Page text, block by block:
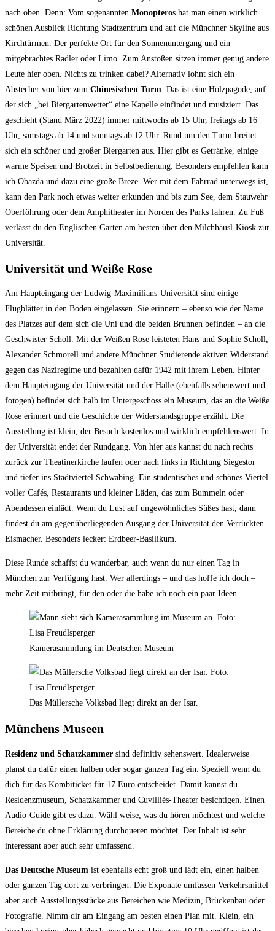
nach oben. Denn: Vom sogenannten Monopteros hat man einen wirklich
schönen Ausblick Richtung Stadtzentrum und auf die Münchner Skyline aus
Kirchtürmen. Der perfekte Ort für den Sonnenuntergang und ein
mitgebrachtes Radler oder Limo. Zum Anstoßen sitzen immer genug andere
Leute hier oben. Nichts zu trinken dabei? Alternativ lohnt sich ein
Abstecher von hier zum Chinesischen Turm. Das ist eine Holzpagode, auf
der sich „bei Biergartenwetter“ eine Kapelle einfindet und musiziert. Das
geschieht (Stand März 2022) immer mittwochs ab 15 Uhr, freitags ab 16
Uhr, samstags ab 14 und sonntags ab 12 Uhr. Rund um den Turm breitet
sich ein schöner und großer Biergarten aus. Hier gibt es Getränke, einige
warme Speisen und Brotzeit in Selbstbedienung. Besonders empfehlen kann
ich Obazda und dazu eine große Breze. Wer mit dem Fahrrad unterwegs ist,
kann den Park noch etwas weiter erkunden und bis zum See, dem Stauwehr
Oberföhrung oder dem Amphitheater im Norden des Parks fahren. Zu Fuß
verlässt du den Englischen Garten am besten über den Milchhäusl-Kiosk zur
Universität.
Universität und Weiße Rose
Am Haupteingang der Ludwig-Maximilians-Universität sind einige
Flugblätter in den Boden eingelassen. Sie erinnern – ebenso wie der Name
des Platzes auf dem sich die Uni und die beiden Brunnen befinden – an die
Geschwister Scholl. Mit der Weißen Rose leisteten Hans und Sophie Scholl,
Alexander Schmorell und andere Münchner Studierende aktiven Widerstand
gegen das Naziregime und bezahlten dafür 1942 mit ihrem Leben. Hinter
dem Haupteingang der Universität und der Halle (ebenfalls sehenswert und
fotogen) befindet sich halb im Untergeschoss ein Museum, das an die Weiße
Rose erinnert und die Geschichte der Widerstandsgruppe erzählt. Die
Ausstellung ist klein, der Besuch kostenlos und wirklich empfehlenswert. In
der Universität endet der Rundgang. Von hier aus kannst du nach rechts
zurück zur Theatinerkirche laufen oder nach links in Richtung Siegestor
und tiefer ins Stadtviertel Schwabing. Ein studentisches und schönes Viertel
voller Cafés, Restaurants und kleiner Läden, das zum Bummeln oder
Abendessen einlädt. Wenn du Lust auf ungewöhnliches Süßes hast, dann
findest du am gegenüberliegenden Ausgang der Universität den Verrückten
Eismacher. Besonders lecker: Erdbeer-Basilikum.
Diese Runde schaffst du wunderbar, auch wenn du nur einen Tag in
München zur Verfügung hast. Wer allerdings – und das hoffe ich doch –
mehr Zeit mitbringt, für den oder die habe ich noch ein paar Ideen…
Kamerasammlung im Deutschen Museum
Das Müllersche Volksbad liegt direkt an der Isar.
Münchens Museen
Residenz und Schatzkammer sind definitiv sehenswert. Idealerweise
planst du dafür einen halben oder sogar ganzen Tag ein. Speziell wenn du
dich für das Kombiticket für 17 Euro entscheidet. Damit kannst du
Residenzmuseum, Schatzkammer und Cuvilliés-Theater besichtigen. Einen
Audio-Guide gibt es dazu. Wähl weise, was du hören möchtest und welche
Bereiche du ohne Erklärung durchqueren möchtet. Der Inhalt ist sehr
interessant aber auch sehr umfassend.
Das Deutsche Museum ist ebenfalls echt groß und lädt ein, einen halben
oder ganzen Tag dort zu verbringen. Die Exponate umfassen Verkehrsmittel
aber auch Ausstellungsstücke aus Bereichen wie Medizin, Brückenbau oder
Fotografie. Nimm dir am Eingang am besten einen Plan mit. Klein, ein